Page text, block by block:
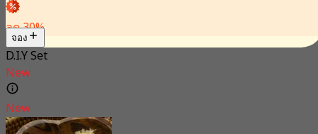
ลด 30%
จอง
D.I.Y Set
New
New